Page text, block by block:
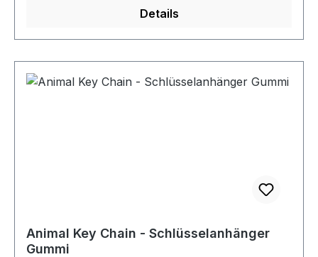
Details
Animal Key Chain - Schlüsselanhänger
Gummi